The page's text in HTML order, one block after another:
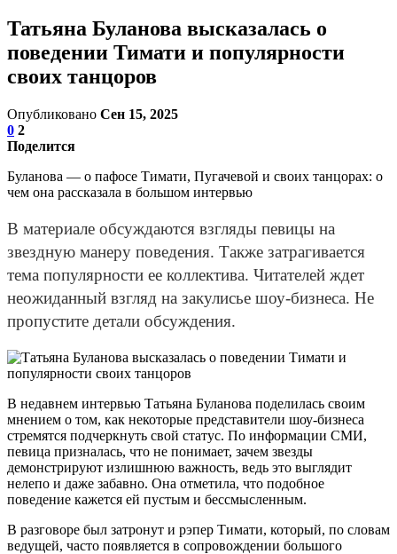
Татьяна Буланова высказалась о
поведении Тимати и популярности
своих танцоров
Опубликовано Сен 15, 2025
0 2
Поделится
Буланова — о пафосе Тимати, Пугачевой и своих танцорах: о
чем она рассказала в большом интервью
В материале обсуждаются взгляды певицы на
звездную манеру поведения. Также затрагивается
тема популярности ее коллектива. Читателей ждет
неожиданный взгляд на закулисье шоу-бизнеса. Не
пропустите детали обсуждения.
В недавнем интервью Татьяна Буланова поделилась своим
мнением о том, как некоторые представители шоу-бизнеса
стремятся подчеркнуть свой статус. По информации СМИ,
певица призналась, что не понимает, зачем звезды
демонстрируют излишнюю важность, ведь это выглядит
нелепо и даже забавно. Она отметила, что подобное
поведение кажется ей пустым и бессмысленным.
В разговоре был затронут и рэпер Тимати, который, по словам
ведущей, часто появляется в сопровождении большого